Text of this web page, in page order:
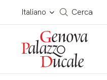
Salta al contenuto
Italiano
Cerca in tutto il sito
Cerca